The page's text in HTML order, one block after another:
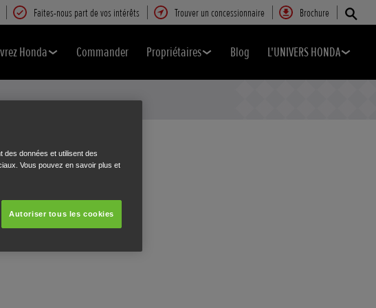
Faites-nous part de vos intérêts Trouver un concessionnaire Brochure
Honda Commander Propriétaires Blog L'UNIVERS HONDA
des données et utilisent des
Vous pouvez en savoir plus et
Autoriser tous les cookies